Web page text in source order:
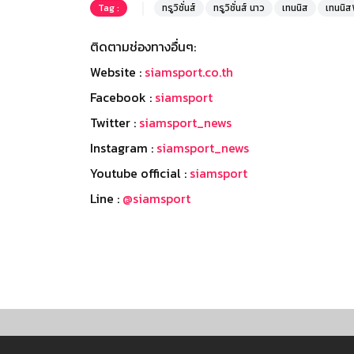
Tag : ทรูวิชั่นส์ ทรูวิชั่นส์ นาว เทนนิส เทนนิส
ติดตามช่องทางอื่นๆ:
Website : siamsport.co.th
Facebook : siamsport
Twitter : siamsport_news
Instagram : siamsport_news
Youtube official : siamsport
Line : @siamsport